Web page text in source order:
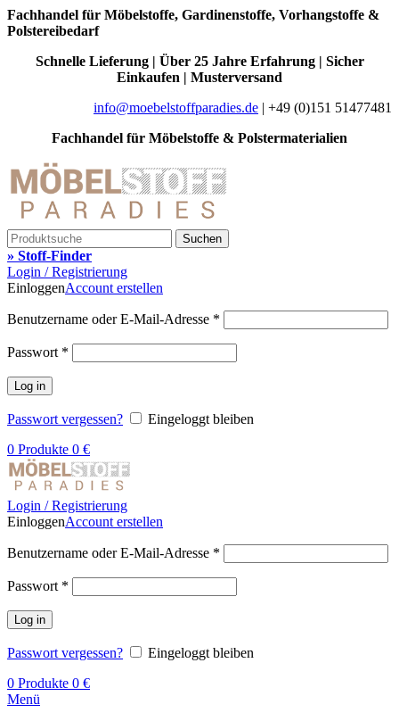
Fachhandel für Möbelstoffe, Gardinenstoffe, Vorhangstoffe &
Polstereibedarf
Schnelle Lieferung | Über 25 Jahre Erfahrung | Sicher
Einkaufen | Musterversand
info@moebelstoffparadies.de | +49 (0)151 51477481
Fachhandel für Möbelstoffe & Polstermaterialien
Suchen
» Stoff-Finder
Login / Registrierung
EinloggenAccount erstellen
Benutzername oder E-Mail-Adresse *
Passwort *
Log in
Passwort vergessen?
Eingeloggt bleiben
0 Produkte 0 €
Login / Registrierung
EinloggenAccount erstellen
Benutzername oder E-Mail-Adresse *
Passwort *
Log in
Passwort vergessen?
Eingeloggt bleiben
0 Produkte 0 €
Menü